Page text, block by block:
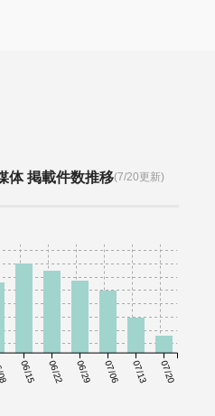
体 掲載件数推移(7/20更新)
06/15 06/22 06/29 07/06 07/13 07/20